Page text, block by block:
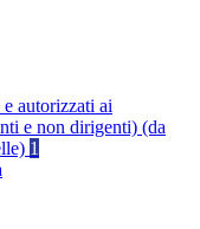
autorizzati ai
e non dirigenti) (da
1